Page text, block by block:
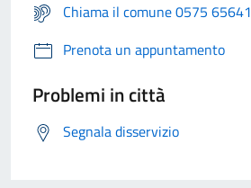
Chiama il comune 0575 65641
Prenota un appuntamento
Problemi in città
Segnala disservizio